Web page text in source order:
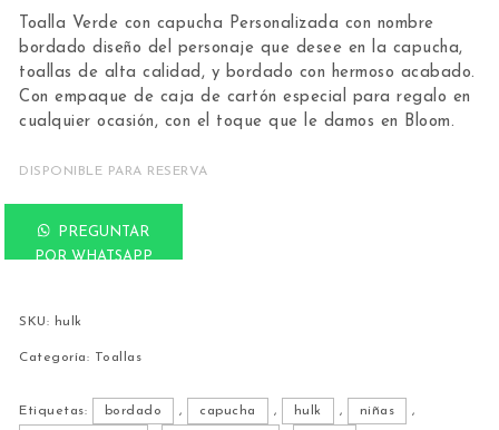
Toalla Verde con capucha Personalizada con nombre
bordado diseño del personaje que desee en la capucha,
toallas de alta calidad, y bordado con hermoso acabado.
Con empaque de caja de cartón especial para regalo en
cualquier ocasión, con el toque que le damos en Bloom.
DISPONIBLE PARA RESERVA
PREGUNTAR
POR WHATSAPP
SKU: hulk
Categoría: Toallas
Etiquetas: bordado , capucha , hulk , niñas
,